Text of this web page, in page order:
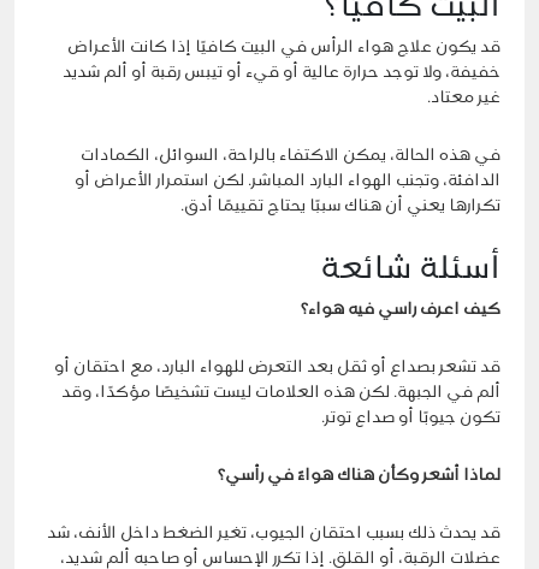
البيت كافيًا؟
قد يكون علاج هواء الرأس في البيت كافيًا إذا كانت الأعراض
خفيفة، ولا توجد حرارة عالية أو قيء أو تيبس رقبة أو ألم شديد
غير معتاد.
في هذه الحالة، يمكن الاكتفاء بالراحة، السوائل، الكمادات
الدافئة، وتجنب الهواء البارد المباشر. لكن استمرار الأعراض أو
تكرارها يعني أن هناك سببًا يحتاج تقييمًا أدق.
أسئلة شائعة
كيف اعرف راسي فيه هواء؟
قد تشعر بصداع أو ثقل بعد التعرض للهواء البارد، مع احتقان أو
ألم في الجبهة. لكن هذه العلامات ليست تشخيصًا مؤكدًا، وقد
تكون جيوبًا أو صداع توتر.
لماذا أشعر وكأن هناك هواءً في رأسي؟
قد يحدث ذلك بسبب احتقان الجيوب، تغير الضغط داخل الأنف، شد
عضلات الرقبة، أو القلق. إذا تكرر الإحساس أو صاحبه ألم شديد،